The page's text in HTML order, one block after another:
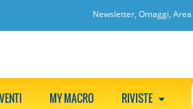
Newsletter, Omaggi,
MY MACRO RIVISTE